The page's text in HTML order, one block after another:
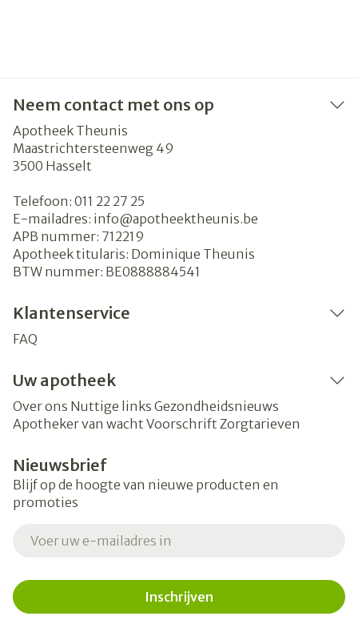
Neem contact met ons op
Apotheek Theunis
Maastrichtersteenweg 49
3500 Hasselt
Telefoon: 011 22 27 25
E-mailadres: info@apotheektheunis.be
APB nummer: 712219
Apotheek titularis: Dominique Theunis
BTW nummer: BE0888884541
Klantenservice
FAQ
Uw apotheek
Over ons Nuttige links Gezondheidsnieuws
Apotheker van wacht Voorschrift Zorgtarieven
Nieuwsbrief
Blijf op de hoogte van nieuwe producten en
promoties
Inschrijven